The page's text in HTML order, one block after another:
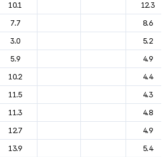
10.1
12.3
7.7
8.6
3.0
5.2
5.9
4.9
10.2
4.4
11.5
4.3
11.3
4.8
12.7
4.9
13.9
5.4